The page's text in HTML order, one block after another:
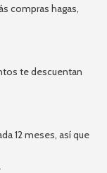
compras hagas,
te descuentan
12 meses, así que
.